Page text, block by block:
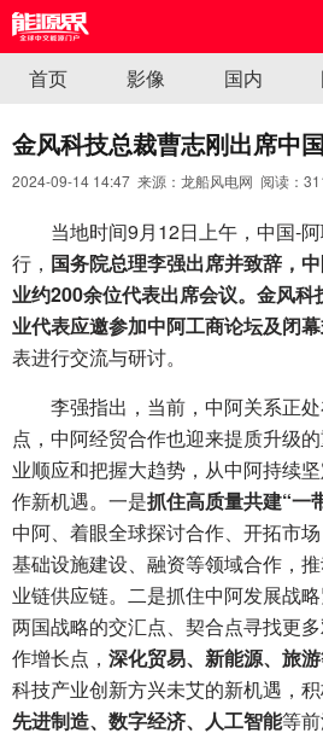
首页 影像 国内
金风科技总裁曹志刚出席中
2024-09-14 14:47 来源：龙船风电网 阅读：
当地时间9月12日上午，中国-
行， 国务院总理李强出席并致辞，
业约200余位代表出席会议。金风
业代表应邀参加中阿工商论坛及闭
表进行交流与研讨。
李强指出，当前，中阿关系正
点，中阿经贸合作也迎来提质升级
业顺应和把握大趋势，从中阿持续
作新机遇。一是抓住高质量共建“一
中阿、着眼全球探讨合作、开拓市场
基础设施建设、融资等领域合作，
业链供应链。二是抓住中阿发展战
两国战略的交汇点、契合点寻找更
作增长点， 深化贸易、新能源、旅
科技产业创新方兴未艾的新机遇，
先进制造、数字经济、人工智能等